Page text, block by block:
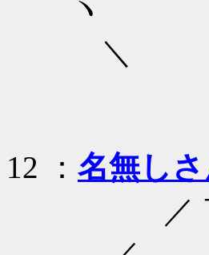
ヽ
＼
12 ： 名無し
／ ￣